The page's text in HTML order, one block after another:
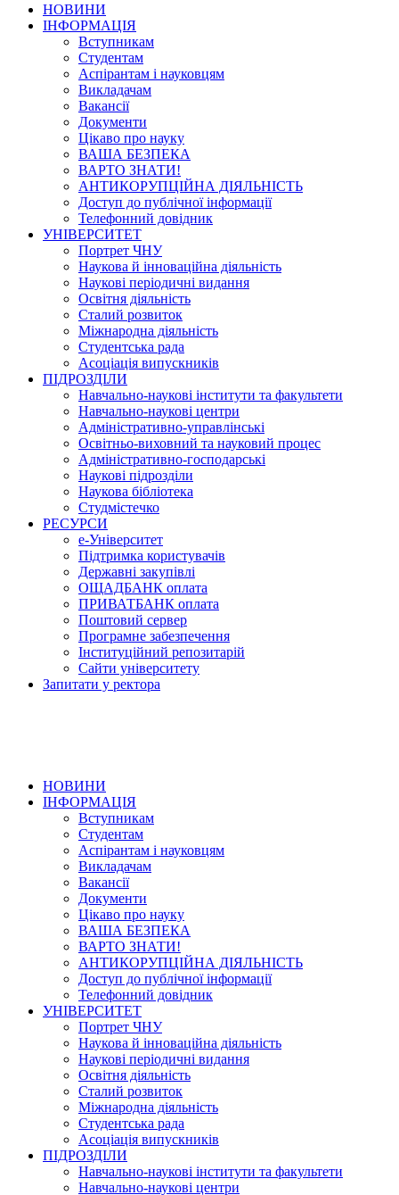
НОВИНИ
ІНФОРМАЦІЯ
Вступникам
Студентам
Аспірантам і науковцям
Викладачам
Вакансії
Документи
Цікаво про науку
ВАША БЕЗПЕКА
ВАРТО ЗНАТИ!
АНТИКОРУПЦІЙНА ДІЯЛЬНІСТЬ
Доступ до публічної інформації
Телефонний довідник
УНІВЕРСИТЕТ
Портрет ЧНУ
Наукова й інноваційна діяльність
Наукові періодичні видання
Освітня діяльність
Сталий розвиток
Міжнародна діяльність
Студентська рада
Асоціація випускників
ПІДРОЗДІЛИ
Навчально-наукові інститути та факультети
Навчально-наукові центри
Адміністративно-управлінські
Освітньо-виховний та науковий процес
Адміністративно-господарські
Наукові підрозділи
Наукова бібліотека
Студмістечко
РЕСУРСИ
е-Університет
Підтримка користувачів
Державні закупівлі
ОЩАДБАНК оплата
ПРИВАТБАНК оплата
Поштовий сервер
Програмне забезпечення
Інституційний репозитарій
Сайти університету
Запитати у ректора
НОВИНИ
ІНФОРМАЦІЯ
Вступникам
Студентам
Аспірантам і науковцям
Викладачам
Вакансії
Документи
Цікаво про науку
ВАША БЕЗПЕКА
ВАРТО ЗНАТИ!
АНТИКОРУПЦІЙНА ДІЯЛЬНІСТЬ
Доступ до публічної інформації
Телефонний довідник
УНІВЕРСИТЕТ
Портрет ЧНУ
Наукова й інноваційна діяльність
Наукові періодичні видання
Освітня діяльність
Сталий розвиток
Міжнародна діяльність
Студентська рада
Асоціація випускників
ПІДРОЗДІЛИ
Навчально-наукові інститути та факультети
Навчально-наукові центри